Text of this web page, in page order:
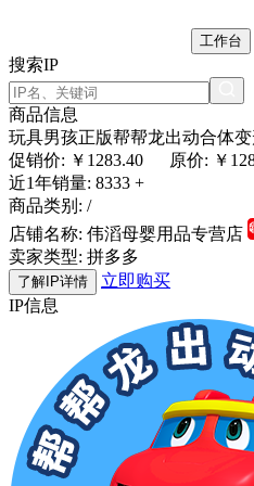
工作台
搜索IP
商品信息
玩具男孩正版帮帮龙出动合体
促销价: ￥ 1283.40
原价: ￥
近1年销量: 8333 +
商品类别: /
店铺名称: 伟滔母婴用品专营店
卖家类型: 拼多多
了解IP详情
立即购买
IP信息